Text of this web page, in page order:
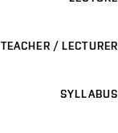
TEACHER / LECTURER
SYLLABUS